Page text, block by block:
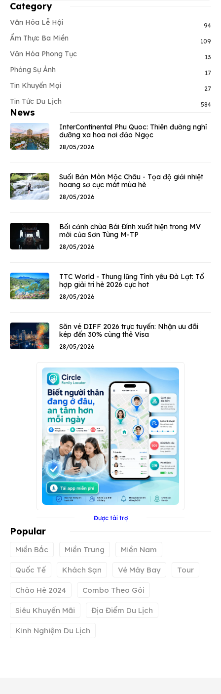
Category
Văn Hóa Lễ Hội 94
Ẩm Thực Ba Miền 109
Văn Hóa Phong Tục 13
Phóng Sự Ảnh 17
Tin Khuyến Mại 27
Tin Tức Du Lịch 584
News
InterContinental Phu Quoc: Thiên đường nghỉ
dưỡng xa hoa nơi đảo Ngọc
28/05/2026
Suối Bản Mòn Mộc Châu - Tọa độ giải nhiệt
hoang sơ cực mát mùa hè
28/05/2026
Bối cảnh chùa Bái Đính xuất hiện trong MV
mới của Sơn Tùng M-TP
28/05/2026
TTC World - Thung lũng Tình yêu Đà Lạt: Tổ
hợp giải trí hè 2026 cực hot
28/05/2026
Săn vé DIFF 2026 trực tuyến: Nhận ưu đãi
kép đến 30% cùng thẻ Visa
28/05/2026
Được tài trợ
Popular
Miền Bắc Miền Trung Miền Nam
Quốc Tế Khách Sạn Vé Máy Bay Tour
Chào Hè 2024 Combo Theo Gói
Siêu Khuyến Mãi Địa Điểm Du Lịch
Kinh Nghiệm Du Lịch